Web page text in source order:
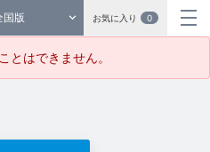
国版 お気に入り 0
とはできません。